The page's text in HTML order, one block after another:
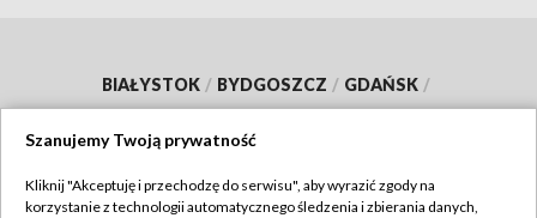
BIAŁYSTOK / BYDGOSZCZ / GDAŃSK /
OPOLE / POZNAŃ / RZESZÓW /
Szanujemy Twoją prywatność
Kliknij "Akceptuję i przechodzę do serwisu", aby wyrazić zgody na
korzystanie z technologii automatycznego śledzenia i zbierania danych,